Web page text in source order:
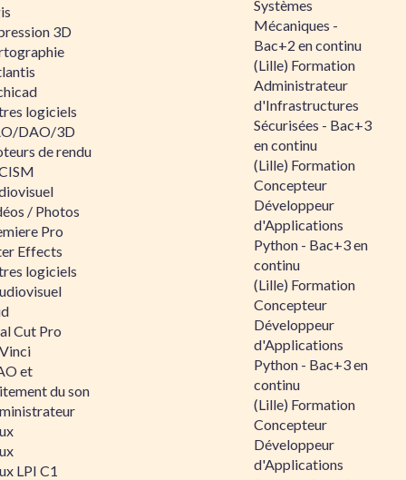
3D
logiciels
DAO/3D
de rendu
/ Photos
Pro
Effects
logiciels
Cut Pro
et
du son
LPI C1
Systèmes
Mécaniques -
Bac+2 en continu
(Lille) Formation
Administrateur
d'Infrastructures
Sécurisées - Bac+3
en continu
(Lille) Formation
Concepteur
Développeur
d'Applications
Python - Bac+3 en
continu
(Lille) Formation
Concepteur
Développeur
d'Applications
Python - Bac+3 en
continu
(Lille) Formation
Concepteur
Développeur
d'Applications